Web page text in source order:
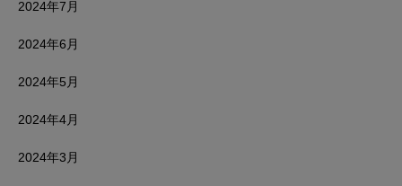
2024年7月
2024年6月
2024年5月
2024年4月
2024年3月